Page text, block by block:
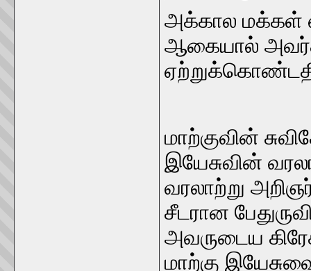
அக்கால மக்கள்
ஆகையால்
மாற்குவின்
இயேசுவின்
வரலாற்று
சீடரான
அவருடைய
மாற்கு